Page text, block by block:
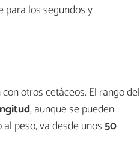
para los segundos y
otros cetáceos. El rango del
, aunque se pueden
peso, va desde unos50